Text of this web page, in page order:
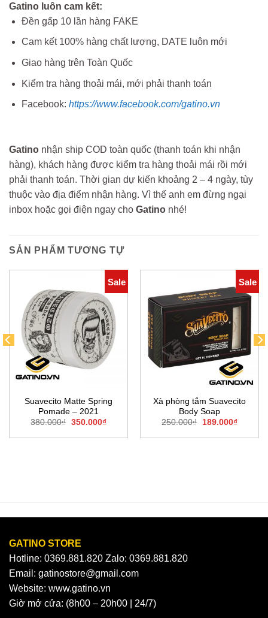
Gatino luôn cam kết:
Đền gấp 10 lần hàng FAKE
Cam kết 100% hàng chất lượng, DATE luôn mới
Giao hàng trên Toàn Quốc
Kiểm tra hàng thoải mái, mới phải thanh toán
Facebook: https://www.facebook.com/gatino.vn
Gatino nhận ship COD toàn quốc (thanh toán khi nhận
hàng), khách hàng được kiểm tra hàng thoải mái rồi mới
phải thanh toán. Thời gian dự kiến khoảng 2 – 4 ngày, tùy
thuộc vào địa điểm nhận hàng. Vì thế anh em đừng ngại
inbox hoặc gọi điện ngay cho Gatino nhé!
SẢN PHẨM TƯƠNG TỰ
Sale
Suavecito Matte Spring
Pomade – 2021
380.000₫ Giá
là:
350.000₫Giá
tại
Sale
Xà phòng tắm Suavecito
Body Soap
250.000₫
Giá
là:
189.000₫Giá
tại
GATINO STORE
Hotline: 0369.881.820 Zalo: 0369.881.820
Email: gatinostore@gmail.com
Website: www.gatino.vn
Giờ mở cửa: (8h00 – 20h00 | 24/7)